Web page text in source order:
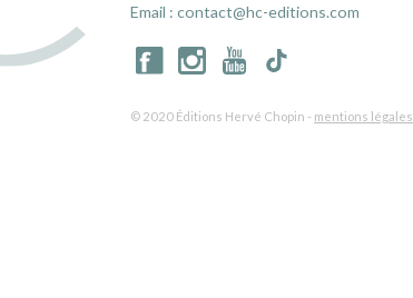
Email : contact@hc-editions.com
© 2020 Éditions Hervé Chopin - mentions légales